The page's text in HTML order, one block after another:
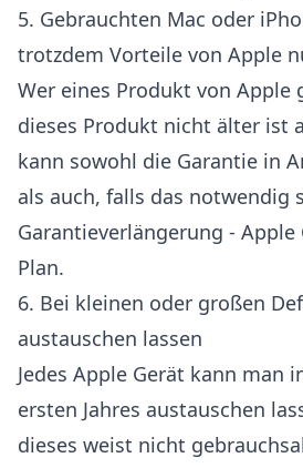
5. Gebrauchten Mac oder
trotzdem Vorteile von Apple
Wer eines Produkt von Apple
dieses Produkt nicht älter ist
kann sowohl die Garantie in
als auch, falls das notwendig
Garantieverlängerung - Apple
Plan.
6. Bei kleinen oder großen
austauschen lassen
Jedes Apple Gerät kann man
ersten Jahres austauschen
dieses weist nicht